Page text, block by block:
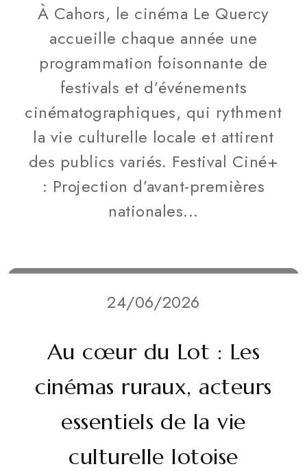
À Cahors, le cinéma Le Quercy
accueille chaque année une
programmation foisonnante de
festivals et d’événements
cinématographiques, qui rythment
la vie culturelle locale et attirent
des publics variés. Festival Ciné+
: Projection d’avant-premières
nationales...
24/06/2026
Au cœur du Lot : Les
cinémas ruraux, acteurs
essentiels de la vie
culturelle lotoise